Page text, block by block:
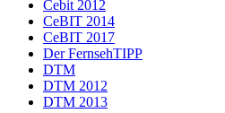
Cebit 2012
CeBIT 2014
CeBIT 2017
Der FernsehTIPP
DTM
DTM 2012
DTM 2013